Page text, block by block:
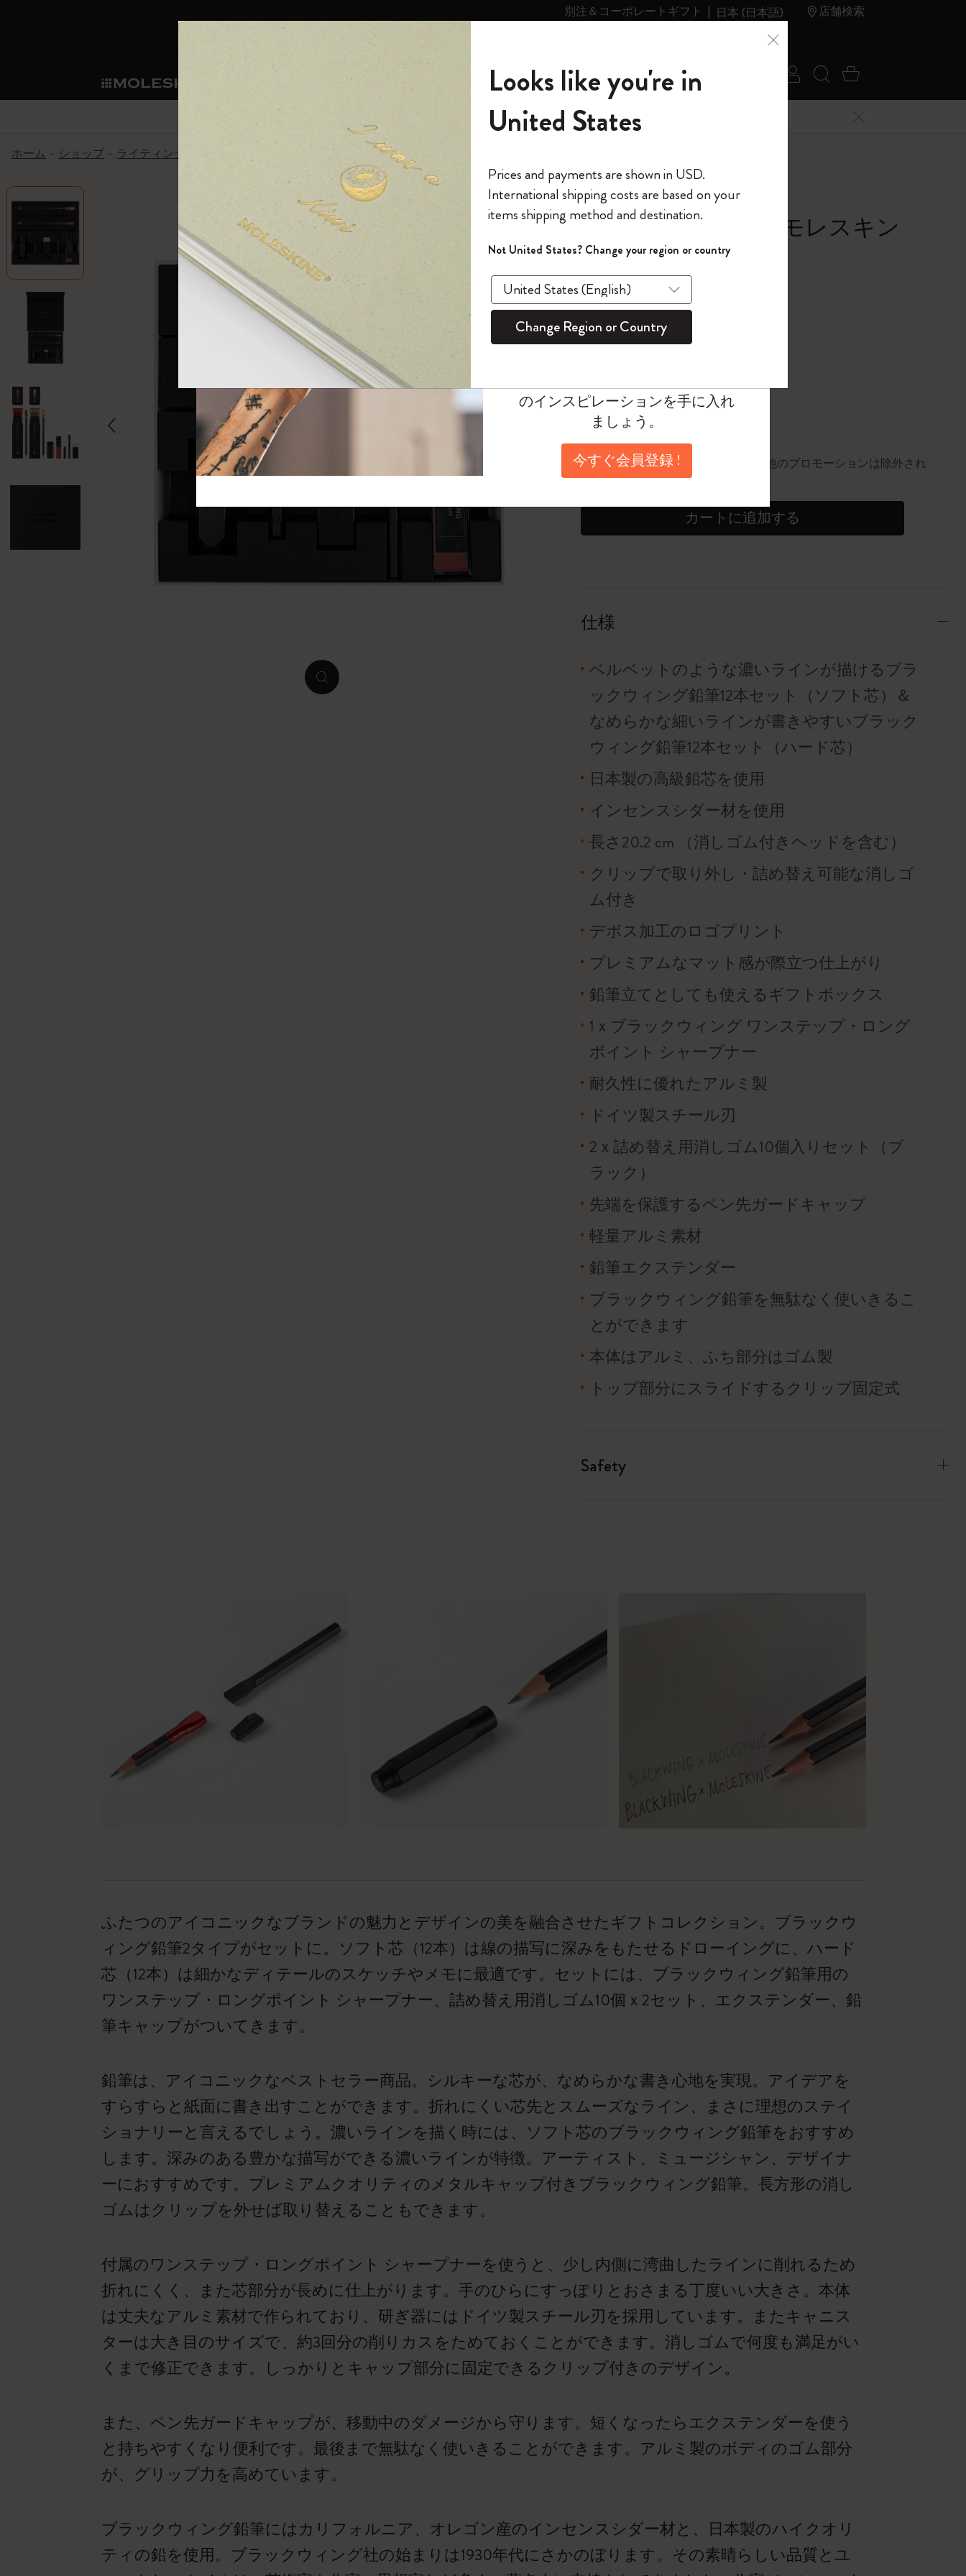
別注＆コーポレートギフト 日本 (日本語) 店舗検索
ショ
ノートブック
ノートブック
The Original Notebook
ミニノートブックチャーム
カイエ ＆ ジャーナル
セット
パッションジャーナル
スチューデントカイエジャーナル
サブカテゴリ
ダイアリー
パーソナル・ダイアリー
12カ月ダイアリー
15ヶ月プランナー
ウィークリープランナー
デイリープランナー
マンスリープランナー
ライフプランナー・コレクション
アカデミック・プランナー
モレスキンスマート
サブカテゴリ
すべて見る
スマートライティング・システム
モレスキンスマートスマートとは
アプリ・サービス
ライティングツール
サブカテゴリ
モレスキンスマート
Blackwing x モレスキン
Kaweco x モレスキン
ペン & ペンシル
限定版ノートブック
Reframe サングラス
ムーミン コレクション
キム・ジョンギコレクション
「Alice's Adventures in Wonderland」コレ
『ロード・オブ・ザ・リング』コレク
カラーパターン ノートブック
サクラコレクション
馬年コレクション
ISSEY MIYAKE | モレスキン のコレク
ナサにインスパイアされたコレクショ
キム・ジョンギコレクション
Impressions of Impressionism コレクショ
ン
カサ・バトリョ 限定版コレクション
ゴッホ美術館
すべて見る
バックパック
限定版バックパック
Shopper paper – made Collection
サブカテゴリ
アートを愛する方への贈り物
プロフェッショナルへの贈り物
ミニマリストへの贈り物
マキシマリストへの贈り物
健康を愛する方への贈り物です
趣味を愛する方へのギフト
サブカテゴリ
カントリー・テーマ・ピンズ・コレク
ション
パッチ
サブカテゴリ
プライドをいつも胸に
Mardi Mercredi × モレスキン
スマートライティング・シス
サブカテゴリ
スマートライティング・システム
スマートノートブック
スマートダイアリー
モレスキンスマートスマート
アプリ・サービス
サブカテゴリ
Notes
モレスキン Journal
モレスキン Planner
パーソナライズサ
ービス
サブカテゴリ
カスタムダイアリー
カスタムノートブック
和紙テープ
ミニノートブックチャーム
別注＆コーポレートギフト
リー
の世界
サブカテゴリ
モレスキンメンバーシップ
我々の歴史
モレスキンのマニフェスト
ペンと紙の力
持続可能な創造性
ール
ログイン
今すぐメンバー登録
ウェルカムオファー: 次回のご購入時に10% オフと送料無料
通常特典: パーソナライズの2冊ご購入で1冊無料
バースデー特典: 1回限りの割引（1ヶ月有効）
先行プレビュー: 新作コレクションへの先行アクセス
伝説的なお得情報: 会員限定の特別サプライズ
セールへの早期アクセス: お得な情報をいち早くチェック
モレスキン限定イベント: 優先アクセス
返品期間の延長: 1ヶ月間
モレスキンの世界へようこそ
*メールアドレス
パスワードを表示
*パスワード
このデバイスで情報を保存する
ログイン
検索 (キーワード
カート 0 アイ
6,500円以上のご購入で送料無料 メニューを閉じる
ホーム ショップ ライティングツール ブラックウイング×モレスキン
zoom.cta
ブラックウイング×モレスキン
グラファイトラバーズ セット
¥ 19,800
「6,500円以上のご注文で送料無料
25個以上で10%割引
*最大200個。同一商品にのみ適用。他のプロモーションは除外され
ます。」
カートに追加する
仕様
ベルベットのような濃いラインが描けるブラ
ックウィング鉛筆12本セット（ソフト芯）＆
なめらかな細いラインが書きやすいブラック
ウィング鉛筆12本セット（ハード芯）
日本製の高級鉛芯を使用
インセンスシダー材を使用
長さ20.2 cm （消しゴム付きヘッドを含む）
クリップで取り外し・詰め替え可能な消しゴ
ム付き
デボス加工のロゴプリント
プレミアムなマット感が際立つ仕上がり
鉛筆立てとしても使えるギフトボックス
1ｘブラックウィング ワンステップ・ロング
ポイント シャープナー
耐久性に優れたアルミ製
ドイツ製スチール刃
2ｘ詰め替え用消しゴム10個入りセット（ブ
ラック）
先端を保護するペン先ガードキャップ
軽量アルミ素材
鉛筆エクステンダー
ブラックウィング鉛筆を無駄なく使いきるこ
とができます
本体はアルミ、ふち部分はゴム製
トップ部分にスライドするクリップ固定式
Safety
ふたつのアイコニックなブランドの魅力とデザインの美を融合させたギフトコレクション。ブラックウ
ィング鉛筆2タイプがセットに。ソフト芯（12本）は線の描写に深みをもたせるドローイングに、ハード
芯（12本）は細かなディテールのスケッチやメモに最適です。セットには、ブラックウィング鉛筆用の
ワンステップ・ロングポイント シャープナー、詰め替え用消しゴム10個ｘ2セット、エクステンダー、鉛
筆キャップがついてきます。
鉛筆は、アイコニックなベストセラー商品。シルキーな芯が、なめらかな書き心地を実現。アイデアを
すらすらと紙面に書き出すことができます。折れにくい芯先とスムーズなライン、まさに理想のステイ
ショナリーと言えるでしょう。濃いラインを描く時には、ソフト芯のブラックウィング鉛筆をおすすめ
します。深みのある豊かな描写ができる濃いラインが特徴。アーティスト、ミュージシャン、デザイナ
ーにおすすめです。プレミアムクオリティのメタルキャップ付きブラックウィング鉛筆。長方形の消し
ゴムはクリップを外せば取り替えることもできます。
付属のワンステップ・ロングポイント シャープナーを使うと、少し内側に湾曲したラインに削れるため
折れにくく、また芯部分が長めに仕上がります。手のひらにすっぽりとおさまる丁度いい大きさ。本体
は丈夫なアルミ素材で作られており、研ぎ器にはドイツ製スチール刃を採用しています。またキャニス
ターは大き目のサイズで、約3回分の削りカスをためておくことができます。消しゴムで何度も満足がい
くまで修正できます。しっかりとキャップ部分に固定できるクリップ付きのデザイン。
また、ペン先ガードキャップが、移動中のダメージから守ります。短くなったらエクステンダーを使う
と持ちやすくなり便利です。最後まで無駄なく使いきることができます。アルミ製のボディのゴム部分
が、グリップ力を高めています。
ブラックウィング鉛筆にはカリフォルニア、オレゴン産のインセンスシダー材と、日本製のハイクオリ
ティの鉛を使用。ブラックウィング社の始まりは1930年代にさかのぼります。その素晴らしい品質とユ
モレスキンの世界へようこそ
今すぐ会員登録して、コード
「WELCOME10」を入力すると、初
回注文が10%オフ＋送料無料になり
ます。セール・アウトレット品は
適用外。
のインスピレーションを手に入れ
ましょう。
今すぐ会員登録 !
Looks like you're in
United States
Prices and payments are shown in USD.
International shipping costs are based on your
items shipping method and destination.
Not United States? Change your region or country
Change Region or Country